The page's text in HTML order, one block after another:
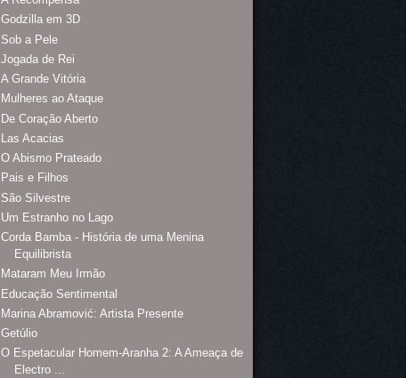
Godzilla em 3D
Sob a Pele
Jogada de Rei
A Grande Vitória
Mulheres ao Ataque
De Coração Aberto
Las Acacias
O Abismo Prateado
Pais e Filhos
São Silvestre
Um Estranho no Lago
Corda Bamba - História de uma Menina
Equilibrista
Mataram Meu Irmão
Educação Sentimental
Marina Abramović: Artista Presente
Getúlio
O Espetacular Homem-Aranha 2: A Ameaça de
Electro ...